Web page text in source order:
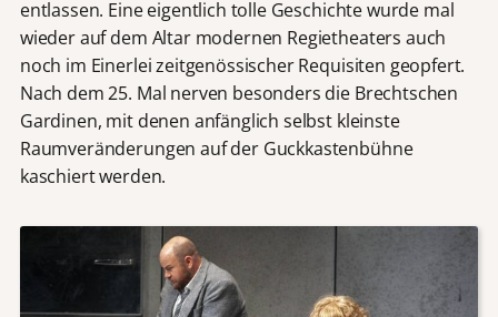
entlassen. Eine eigentlich tolle Geschichte wurde mal
wieder auf dem Altar modernen Regietheaters auch
noch im Einerlei zeitgenössischer Requisiten geopfert.
Nach dem 25. Mal nerven besonders die Brechtschen
Gardinen, mit denen anfänglich selbst kleinste
Raumveränderungen auf der Guckkastenbühne
kaschiert werden.